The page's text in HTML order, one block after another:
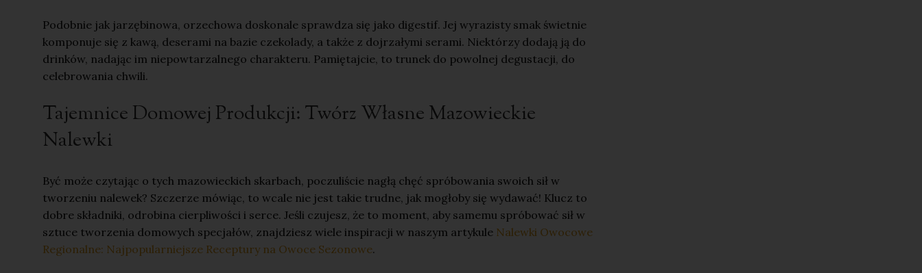
Podobnie jak jarzębinowa, orzechowa doskonale sprawdza się jako digestif. Jej wyrazisty smak świetnie
komponuje się z kawą, deserami na bazie czekolady, a także z dojrzałymi serami. Niektórzy dodają ją do
drinków, nadając im niepowtarzalnego charakteru. Pamiętajcie, to trunek do powolnej degustacji, do
celebrowania chwili.
Tajemnice Domowej Produkcji: Twórz Własne Mazowieckie
Nalewki
Być może czytając o tych mazowieckich skarbach, poczuliście nagłą chęć spróbowania swoich sił w
tworzeniu nalewek? Szczerze mówiąc, to wcale nie jest takie trudne, jak mogłoby się wydawać! Klucz to
dobre składniki, odrobina cierpliwości i serce. Jeśli czujesz, że to moment, aby samemu spróbować sił w
sztuce tworzenia domowych specjałów, znajdziesz wiele inspiracji w naszym artykule Nalewki Owocowe
Regionalne: Najpopularniejsze Receptury na Owoce Sezonowe.